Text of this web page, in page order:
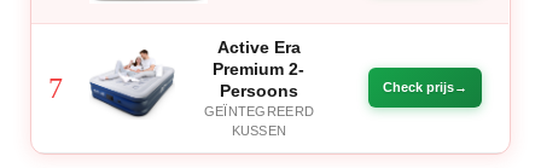
7
Active Era
Premium 2-
Persoons
GEÏNTEGREERD
KUSSEN
Check prijs